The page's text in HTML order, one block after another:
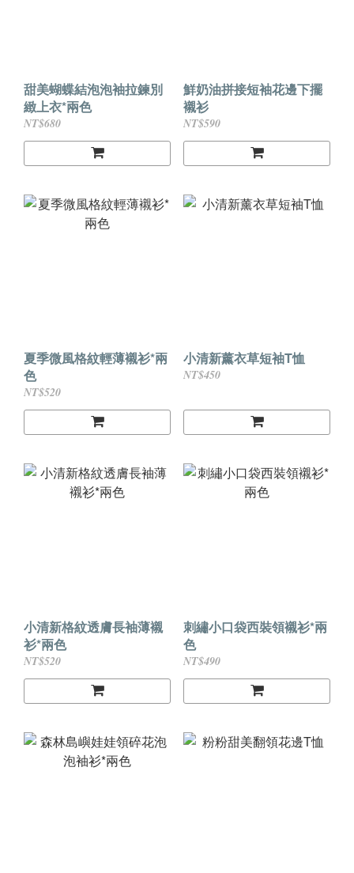
甜美蝴蝶結泡泡袖拉鍊別
緻上衣*兩色
NT$680
鮮奶油拼接短袖花邊下擺
襯衫
NT$590
夏季微風格紋輕薄襯衫*兩
色
NT$520
小清新薰衣草短袖T恤
NT$450
小清新格紋透膚長袖薄襯
衫*兩色
NT$520
刺繡小口袋西裝領襯衫*兩
色
NT$490